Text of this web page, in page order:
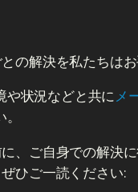
の解決を私たちはお
や状況などと共に メ
、ご自身での解決
ひご一読ください: